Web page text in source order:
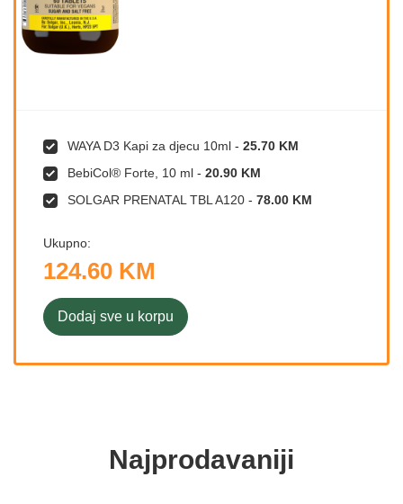
WAYA D3 Kapi za djecu 10ml - 25.70 KM
BebiCol® Forte, 10 ml - 20.90 KM
SOLGAR PRENATAL TBL A120 - 78.00 KM
Ukupno:
124.60 KM
Dodaj sve u korpu
Najprodavaniji